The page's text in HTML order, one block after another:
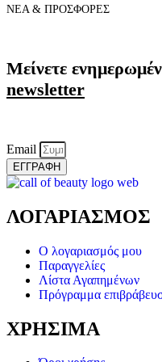
ΝΕΑ & ΠΡΟΣΦΟΡΕΣ
Μείνετε
newsletter
Email
ΕΓΓΡΑΦΗ
ΛΟΓΑΡΙΑΣΜΟΣ
Ο λογαριασμός μου
Παραγγελίες
Λίστα Αγαπημένων
Πρόγραμμα
ΧΡΗΣΙΜΑ